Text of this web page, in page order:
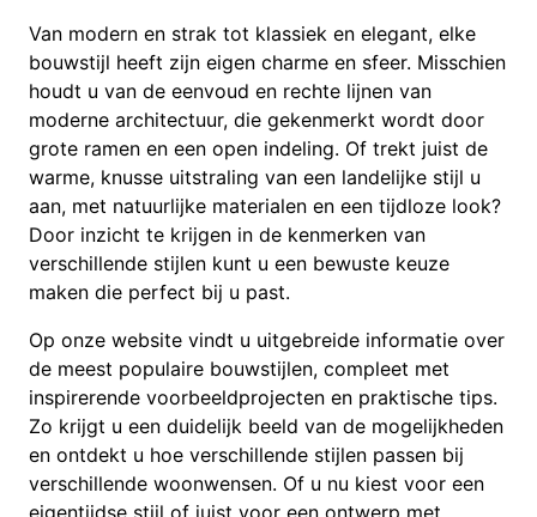
Van modern en strak tot klassiek en elegant, elke
bouwstijl heeft zijn eigen charme en sfeer. Misschien
houdt u van de eenvoud en rechte lijnen van
moderne architectuur, die gekenmerkt wordt door
grote ramen en een open indeling. Of trekt juist de
warme, knusse uitstraling van een landelijke stijl u
aan, met natuurlijke materialen en een tijdloze look?
Door inzicht te krijgen in de kenmerken van
verschillende stijlen kunt u een bewuste keuze
maken die perfect bij u past.
Op onze website vindt u uitgebreide informatie over
de meest populaire bouwstijlen, compleet met
inspirerende voorbeeldprojecten en praktische tips.
Zo krijgt u een duidelijk beeld van de mogelijkheden
en ontdekt u hoe verschillende stijlen passen bij
verschillende woonwensen. Of u nu kiest voor een